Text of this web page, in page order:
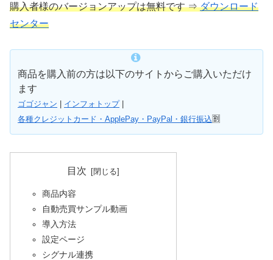
購入者様のバージョンアップは無料です ⇒ダウンロード
センター
商品を購入前の方は以下のサイトからご購入いただけ
ます
ゴゴジャン インフォトップ|
各種クレジットカード・ApplePay・PayPal・銀行振込 🈹
目次
商品内容
自動売買サンプル動画
導入方法
設定ページ
シグナル連携